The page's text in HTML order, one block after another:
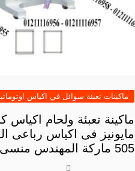
ماكينات تعبئة سوائل في اكياس
ماكينة تعبئة ولحام اكياس
مايونيز فى اكياس رباعى
505 ماركة المهندس منسى